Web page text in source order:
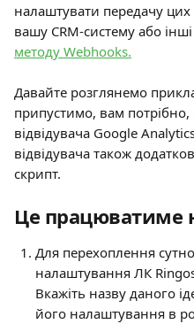
налаштувати передачу
вашу CRM-систему або
методу Webhooks.
Давайте розглянемо
припустимо, вам потрібно,
відвідувача Google
відвідувача також
скрипт.
Це працюватиме
Для перехоплення
налаштування ЛК
Вкажіть назву даного
його налаштування в